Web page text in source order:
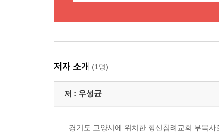
Story 57 _ 육백육십육 284
Story 60 _ 안식일과 주일 301
Story 62 _ 코로나와 사랑의 계명 313
저자 소개 (1명)
저 : 우성균
경기도 고양시에 위치한 행신침례교회 부목